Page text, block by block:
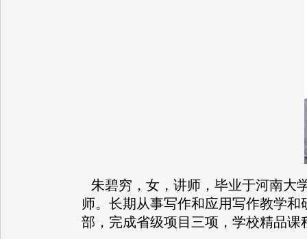
朱碧穷，女，讲师，毕业于河南大
师。长期从事写作和应用写作教学
部，完成省级项目三项，学校精品课